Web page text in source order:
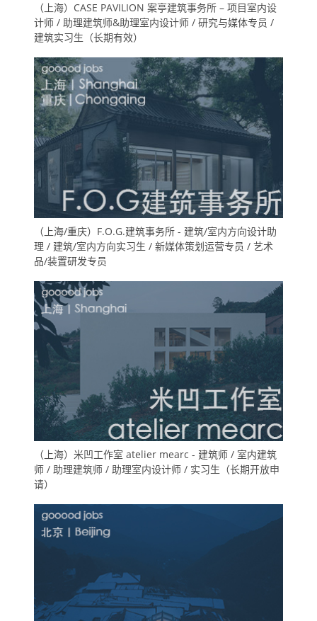
（上海）CASE PAVILION 案亭建筑事务所 – 项目室内设
计师 / 助理建筑师&助理室内设计师 / 研究与媒体专员 /
建筑实习生（长期有效）
（上海/重庆）F.O.G.建筑事务所 - 建筑/室内方向设计助
理 / 建筑/室内方向实习生 / 新媒体策划运营专员 / 艺术
品/装置研发专员
（上海）米凹工作室 atelier mearc - 建筑师 / 室内建筑
师 / 助理建筑师 / 助理室内设计师 / 实习生（长期开放申
请）